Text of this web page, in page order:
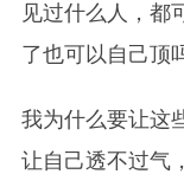
见过什么人，都
了也可以自己顶
我为什么要让这
让自己透不过气